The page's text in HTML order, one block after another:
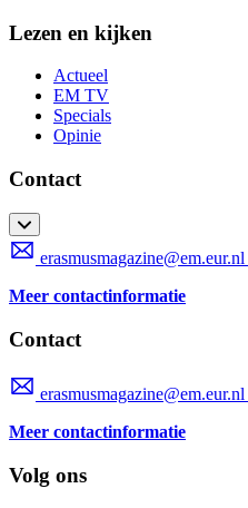
Lezen en kijken
Actueel
EM TV
Specials
Opinie
Contact
erasmusmagazine@em.eur.nl
Meer contactinformatie
Contact
erasmusmagazine@em.eur.nl
Meer contactinformatie
Volg ons